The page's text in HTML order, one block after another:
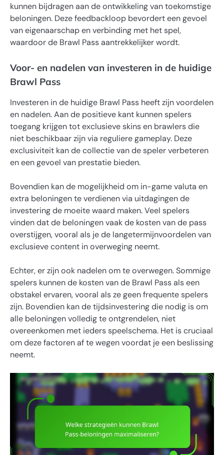
kunnen bijdragen aan de ontwikkeling van toekomstige
beloningen. Deze feedbackloop bevordert een gevoel
van eigenaarschap en verbinding met het spel,
waardoor de Brawl Pass aantrekkelijker wordt.
Voor- en nadelen van investeren in de huidige
Brawl Pass
Investeren in de huidige Brawl Pass heeft zijn voordelen
en nadelen. Aan de positieve kant kunnen spelers
toegang krijgen tot exclusieve skins en brawlers die
niet beschikbaar zijn via reguliere gameplay. Deze
exclusiviteit kan de collectie van de speler verbeteren
en een gevoel van prestatie bieden.
Bovendien kan de mogelijkheid om in-game valuta en
extra beloningen te verdienen via uitdagingen de
investering de moeite waard maken. Veel spelers
vinden dat de beloningen vaak de kosten van de pass
overstijgen, vooral als je de langetermijnvoordelen van
exclusieve content in overweging neemt.
Echter, er zijn ook nadelen om te overwegen. Sommige
spelers kunnen de kosten van de Brawl Pass als een
obstakel ervaren, vooral als ze geen frequente spelers
zijn. Bovendien kan de tijdsinvestering die nodig is om
alle beloningen volledig te ontgrendelen, niet
overeenkomen met ieders speelschema. Het is cruciaal
om deze factoren af te wegen voordat je een beslissing
neemt.